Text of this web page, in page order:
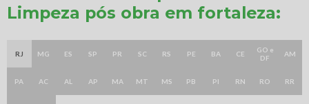
Limpeza pós obra em fortaleza:
RJ MG ES SP PR SC RS PE BA CE
GO e
DF
AM
PA AC AL AP MA MT MS PB PI RN RO RR